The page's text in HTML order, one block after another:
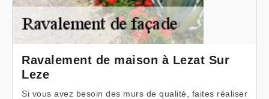
Ravalement de maison à Lezat Sur
Leze
Si vous avez besoin des murs de qualité, faites réaliser